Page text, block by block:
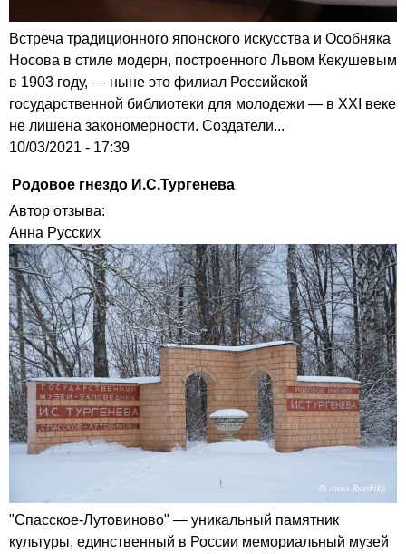
Встреча традиционного японского искусства и Особняка
Носова в стиле модерн, построенного Львом Кекушевым
в 1903 году, — ныне это филиал Российской
государственной библиотеки для молодежи — в XXI веке
не лишена закономерности. Создатели...
10/03/2021 - 17:39
Родовое гнездо И.С.Тургенева
Автор отзыва:
Анна Русских
"Спасское-Лутовиново" — уникальный памятник
культуры, единственный в России мемориальный музей